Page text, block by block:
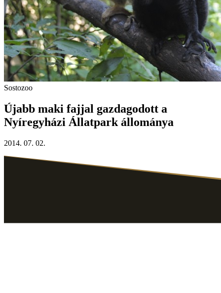
Sostozoo
Újabb maki fajjal gazdagodott a
Nyíregyházi Állatpark állománya
2014. 07. 02.